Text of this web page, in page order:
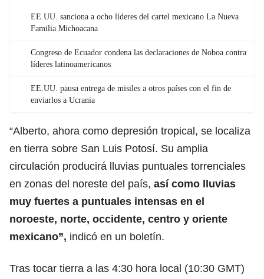
EE.UU. sanciona a ocho líderes del cartel mexicano La Nueva
Familia Michoacana
Congreso de Ecuador condena las declaraciones de Noboa contra
líderes latinoamericanos
EE.UU. pausa entrega de misiles a otros países con el fin de
enviarlos a Ucrania
“Alberto, ahora como depresión tropical, se localiza
en tierra sobre San Luis Potosí. Su amplia
circulación producirá lluvias puntuales torrenciales
en zonas del noreste del país, así como lluvias
muy fuertes a puntuales intensas en el
noroeste, norte, occidente, centro y oriente
mexicano”, indicó en un boletín.
Tras tocar tierra a las 4:30 hora local (10:30 GMT)